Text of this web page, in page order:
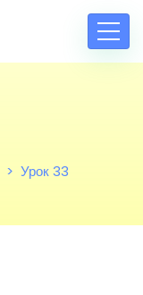
Урок 33